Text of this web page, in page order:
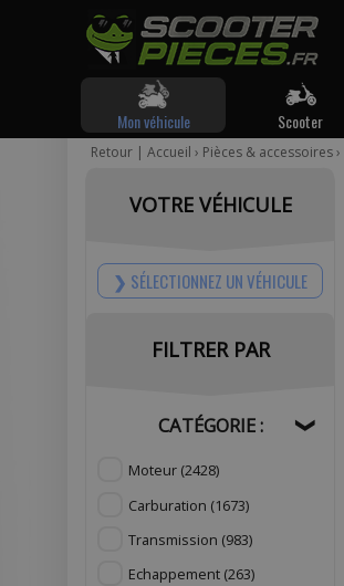
Mon véhicule Scooter
Retour | Accueil › Pièces & accessoires›
VOTRE VÉHICULE
SÉLECTIONNEZ UN VÉHICULE
FILTRER PAR
CATÉGORIE : ❯
Moteur (2428)
Carburation (1673)
Transmission (983)
Echappement (263)